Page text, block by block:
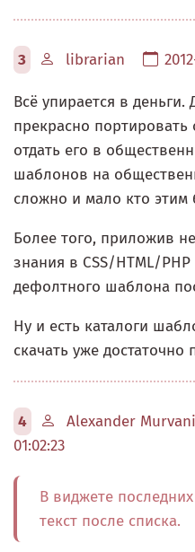
3 librarian
Всё упирается в
прекрасно
отдать его в
шаблонов на
сложно и мало кто этим
Более того, приложив
знания в CSS/HTML/
дефолтного шаблона
Ну и есть каталоги
скачать уже
4 Alexander
01:02:23
В виджете
текст после списка.